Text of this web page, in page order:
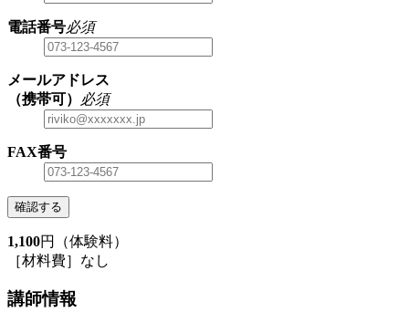
電話番号必須
メールアドレス
（携帯可）
必須
FAX番号
確認する
1,100円（体験料）
［材料費］なし
講師情報